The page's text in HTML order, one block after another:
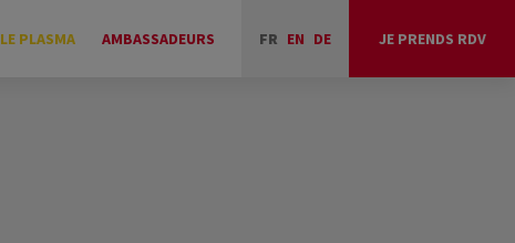
LE PLASMA AMBASSADEURS FR EN DE JE PRENDS RDV